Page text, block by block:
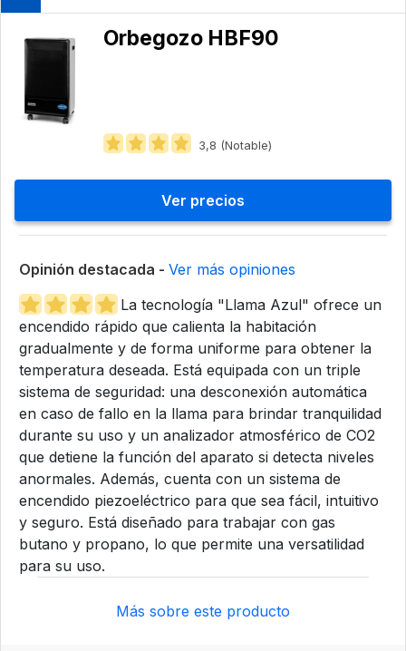
Orbegozo HBF90
3,8 (Notable)
Ver precios
Opinión destacada - Ver más opiniones
La tecnología "Llama Azul" ofrece un
encendido rápido que calienta la habitación
gradualmente y de forma uniforme para obtener la
temperatura deseada. Está equipada con un triple
sistema de seguridad: una desconexión automática
en caso de fallo en la llama para brindar tranquilidad
durante su uso y un analizador atmosférico de CO2
que detiene la función del aparato si detecta niveles
anormales. Además, cuenta con un sistema de
encendido piezoeléctrico para que sea fácil, intuitivo
y seguro. Está diseñado para trabajar con gas
butano y propano, lo que permite una versatilidad
para su uso.
Más sobre este producto